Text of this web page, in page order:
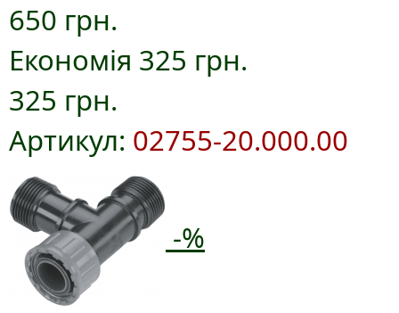
650 грн.
Економія 325 грн.
325 грн.
Артикул: 02755-20.000.00
-%